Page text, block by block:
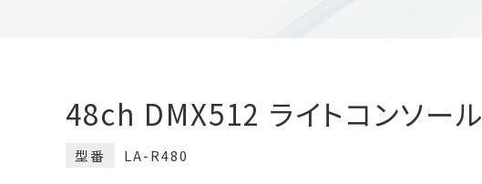
48ch DMX512 ライトコンソール
型番 LA-R480